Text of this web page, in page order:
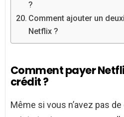
?
Comment ajouter un
Netflix ?
Comment payer
crédit ?
Même si vous n’avez pas de